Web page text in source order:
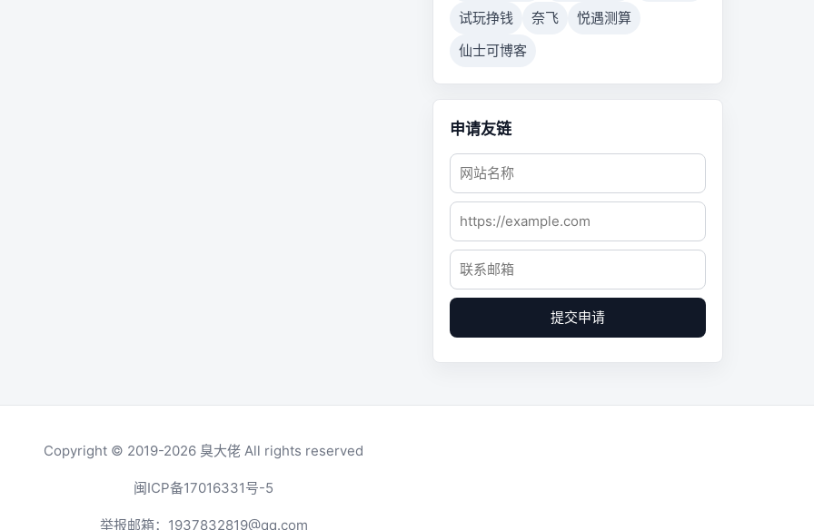
试玩挣钱
奈飞
悦遇测算
仙士可博客
申请友链
提交申请
Copyright © 2019-2026 臭大佬 All rights reserved
闽ICP备17016331号-5
举报邮箱： 1937832819@qq.com